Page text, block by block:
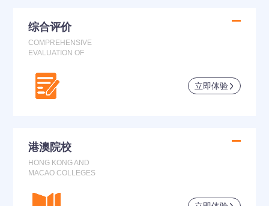
综合评价
COMPREHENSIVE
EVALUATION OF
立即体验
港澳院校
HONG KONG AND
MACAO COLLEGES